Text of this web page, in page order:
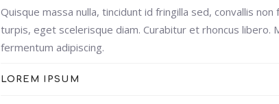
Quisque massa nulla, tincidunt id fringilla sed, convallis
turpis, eget scelerisque diam. Curabitur et rhoncus libero.
fermentum adipiscing.
LOREM IPSUM